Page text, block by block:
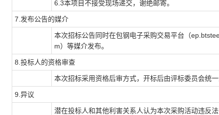
6.3本项目不接受现场递交，谢绝邮寄。
7.发布公告的媒介
本次招标公告同时在包钢电子采购交易平台（
m）等媒介发布。
8.投标人的资格审查
本次招标采用资格后审方式，开标后由评标委员会统
9.异议
潜在投标人和其他利害关系人认为本次采购活动违反